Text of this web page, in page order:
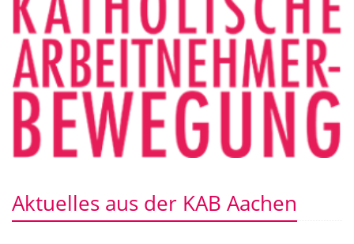
Aktuelles aus der KAB Aachen